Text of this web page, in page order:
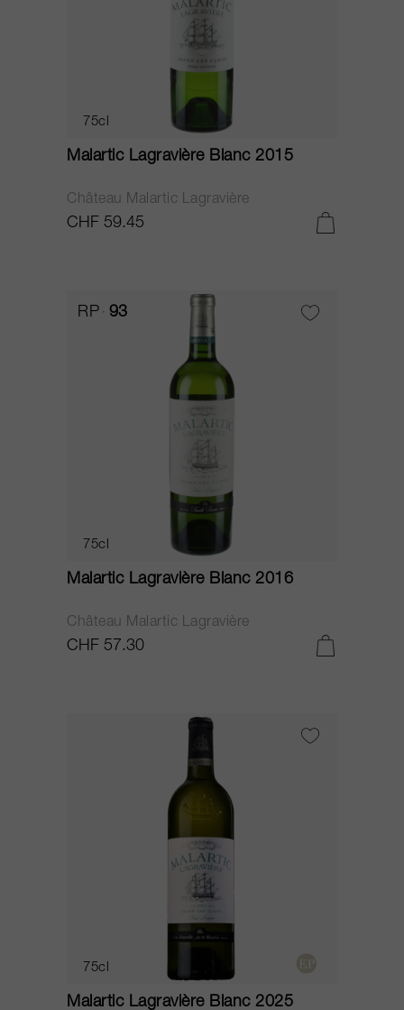
75cl
Malartic Lagravière Blanc 2015
Château Malartic Lagravière
CHF 59.45
RP 93
75cl
Malartic Lagravière Blanc 2016
Château Malartic Lagravière
CHF 57.30
75cl
Malartic Lagravière Blanc 2025